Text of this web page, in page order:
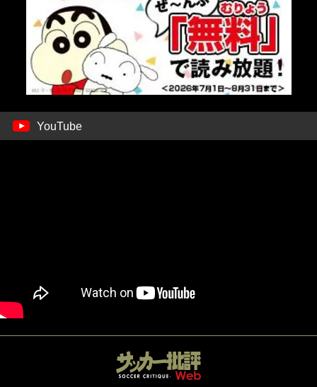
YouTube